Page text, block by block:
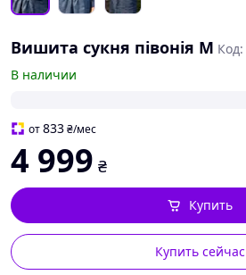
Вишита сукня півонія M Код:
В наличии
от833₴/мес
4 999 ₴
Купить сейчас
Купить